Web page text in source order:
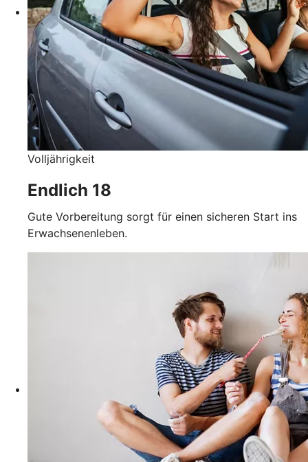
Volljährigkeit
Endlich 18
Gute Vorbereitung sorgt für einen sicheren Start ins
Erwachsenenleben.